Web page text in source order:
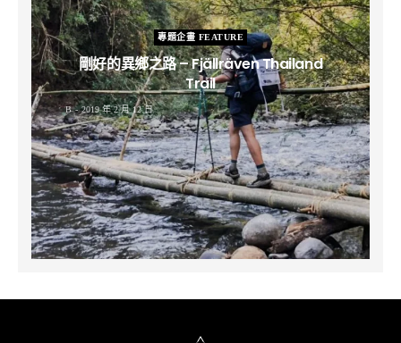
專題企畫 FEATURE
剛好的異鄉之路 – Fjällräven Thailand
Trail
B 2019 年 2 月 12 日